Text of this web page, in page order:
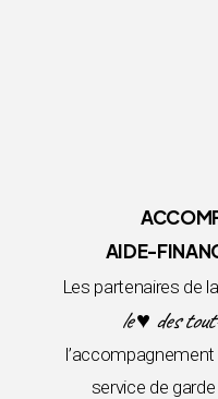
AIDE-
Les partenaires de
le ♥ des
service de